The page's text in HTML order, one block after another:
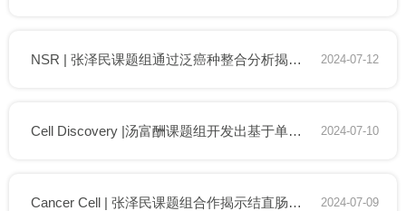
2024-07-12
NSR | 张泽民课题组通过泛癌种整合分析揭示人类肿瘤内皮细胞异质性
2024-07-10
Cell Discovery |汤富酬课题组开发出基于单分子测序平台的NanoStrand-seq技术，实现基因组全局单倍型分型
2024-07-09
Cancer Cell | 张泽民课题组合作揭示结直肠癌免疫治疗响应相关的肿瘤微环境细胞类型时空动态变化规律